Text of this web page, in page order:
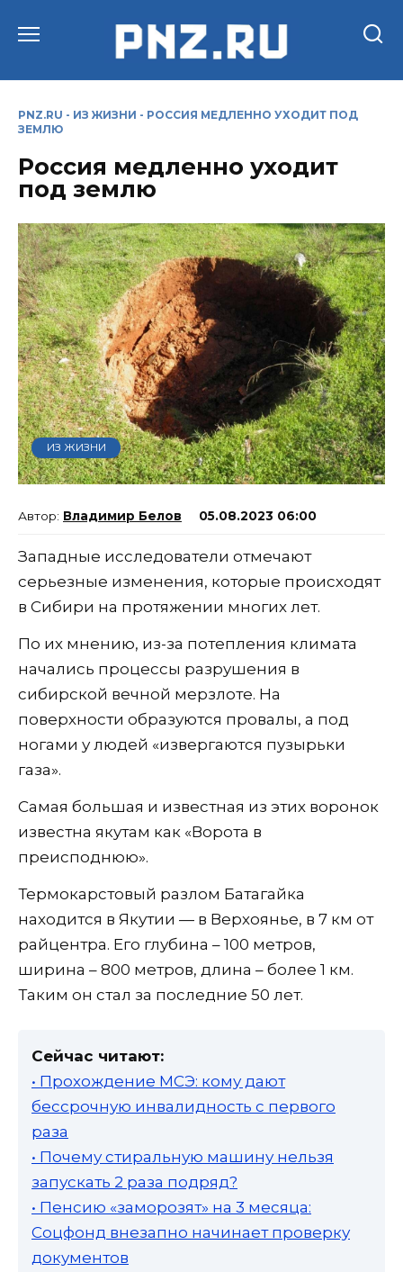
PNZ.RU - ИЗ ЖИЗНИ - РОССИЯ МЕДЛЕННО УХОДИТ ПОД
ЗЕМЛЮ
Россия медленно уходит
под землю
ИЗ ЖИЗНИ
Владимир Белов 05.08.2023 06:00
Западные исследователи отмечают
серьезные изменения, которые происходят
в Сибири на протяжении многих лет.
По их мнению, из-за потепления климата
начались процессы разрушения в
сибирской вечной мерзлоте. На
поверхности образуются провалы, а под
ногами у людей «извергаются пузырьки
газа».
Самая большая и известная из этих воронок
известна якутам как «Ворота в
преисподнюю».
Термокарстовый разлом Батагайка
находится в Якутии — в Верхоянье, в 7 км от
райцентра. Его глубина – 100 метров,
ширина – 800 метров, длина – более 1 км.
Таким он стал за последние 50 лет.
Сейчас читают:
• Прохождение МСЭ: кому дают
бессрочную инвалидность с первого
раза
• Почему стиральную машину нельзя
запускать 2 раза подряд?
• Пенсию «заморозят» на 3 месяца:
Соцфонд внезапно начинает проверку
документов